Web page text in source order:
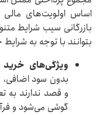
اساس اولویت‌های
بازرگانی سیب شرایط
بتوانند با توجه به
ویژگی‌های
بدون سود اضافی،
و قصد ندارند به
گوشی می‌شود و